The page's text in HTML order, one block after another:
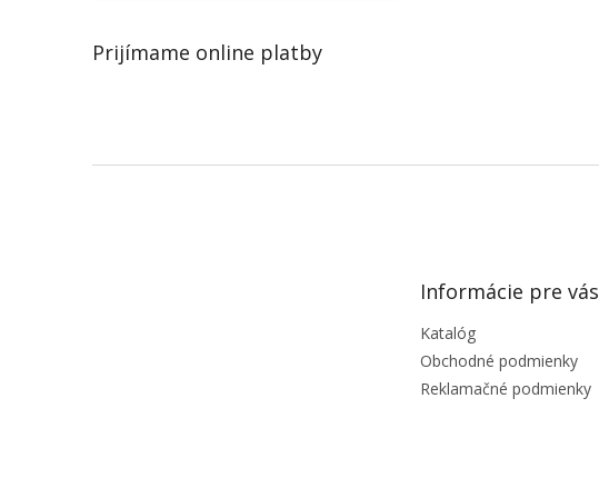
Prijímame online platby
Informácie pre vás
Katalóg
Obchodné podmienky
Reklamačné podmienky